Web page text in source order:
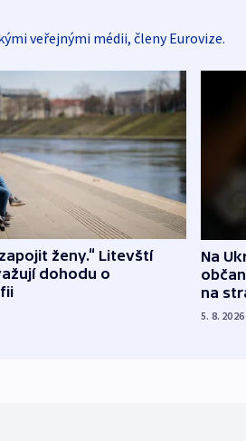
veřejnými médii, členy Eurovize.
ženy.“ Litevští
dohodu o
Na
na
5. 8. 2026